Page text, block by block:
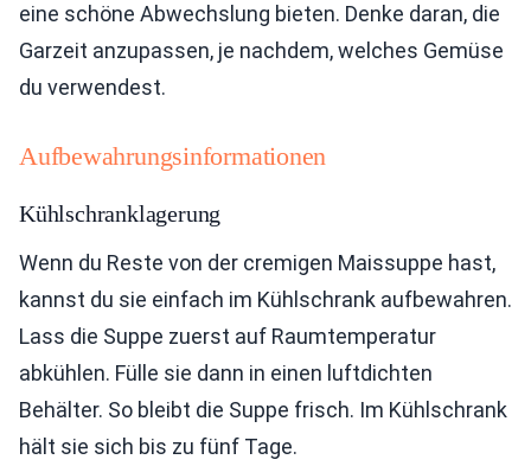
eine schöne Abwechslung bieten. Denke daran, die
Garzeit anzupassen, je nachdem, welches Gemüse
du verwendest.
Aufbewahrungsinformationen
Kühlschranklagerung
Wenn du Reste von der cremigen Maissuppe hast,
kannst du sie einfach im Kühlschrank aufbewahren.
Lass die Suppe zuerst auf Raumtemperatur
abkühlen. Fülle sie dann in einen luftdichten
Behälter. So bleibt die Suppe frisch. Im Kühlschrank
hält sie sich bis zu fünf Tage.